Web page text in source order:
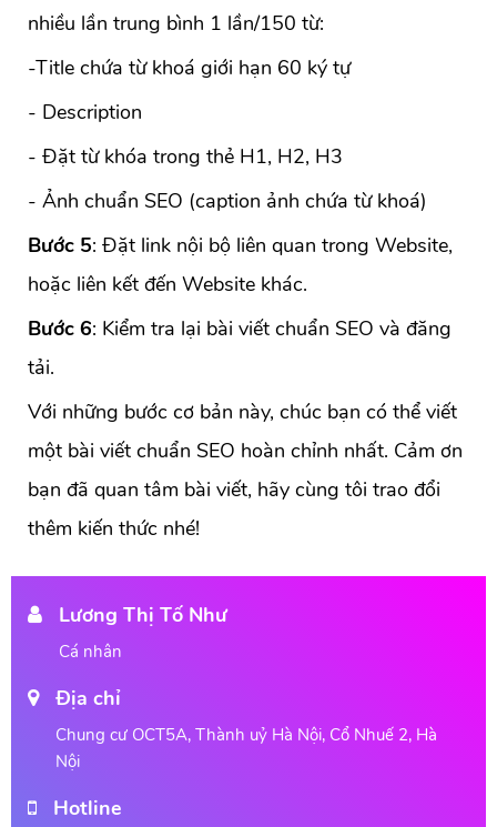
nhiều lần trung bình 1 lần/150 từ:
-Title chứa từ khoá giới hạn 60 ký tự
- Description
- Đặt từ khóa trong thẻ H1, H2, H3
- Ảnh chuẩn SEO (caption ảnh chứa từ khoá)
Bước 5: Đặt link nội bộ liên quan trong Website,
hoặc liên kết đến Website khác.
Bước 6: Kiểm tra lại bài viết chuẩn SEO và đăng
tải.
Với những bước cơ bản này, chúc bạn có thể viết
một bài viết chuẩn SEO hoàn chỉnh nhất. Cảm ơn
bạn đã quan tâm bài viết, hãy cùng tôi trao đổi
thêm kiến thức nhé!
Lương Thị Tố Như
Cá nhân
Địa chỉ
Chung cư OCT5A, Thành uỷ Hà Nội, Cổ Nhuế 2, Hà
Nội
Hotline